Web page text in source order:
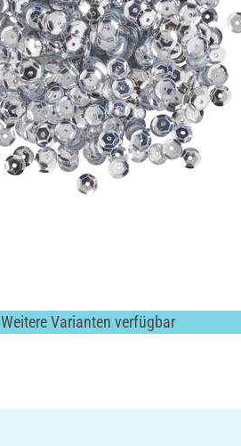
Weitere Varianten verfügbar